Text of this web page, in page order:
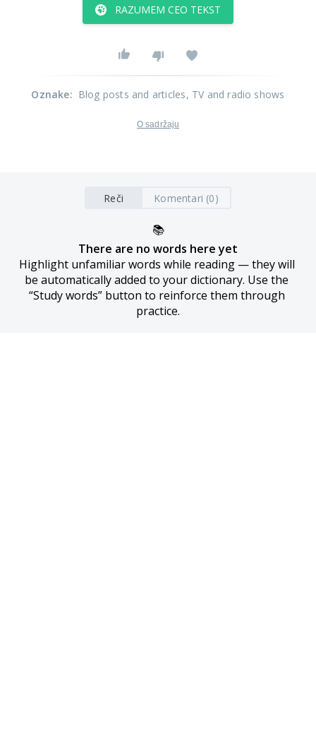
RAZUMEM CEO TEKST
Oznake: Blog posts and articles, TV and radio shows
O sadržaju
Reči Komentari (0)
📚
There are no words here yet
Highlight unfamiliar words while reading — they will
be automatically added to your dictionary. Use the
“Study words” button to reinforce them through
practice.